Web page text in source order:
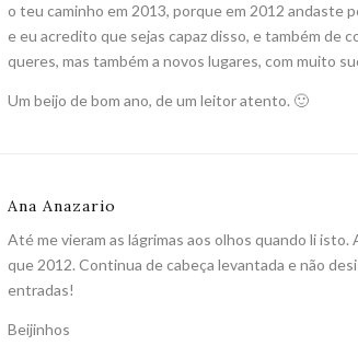
o teu caminho em 2013, porque em 2012 andaste
e eu acredito que sejas capaz disso, e também de
queres, mas também a novos lugares, com muito
Um beijo de bom ano, de um leitor atento. 🙂
Ana Anazario
Até me vieram as lágrimas aos olhos quando li
que 2012. Continua de cabeça levantada e não
entradas!
Beijinhos